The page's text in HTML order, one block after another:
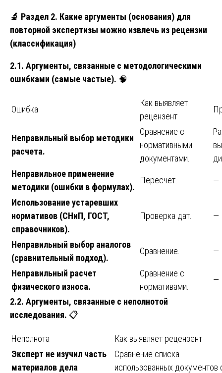
🔬 Раздел 2. Какие аргументы (основания) для
повторной экспертизы можно извлечь из рецензии
(классификация)
2.1. Аргументы, связанные с методологическими
ошибками (самые частые). 🧠
Ошибка
Как выявляет
рецензент
Неправильный выбор методики
расчета.
Сравнение с
нормативными
документами.
Неправильное применение
методики (ошибки в формулах).
Пересчет. —
Использование устаревших
нормативов (СНиП, ГОСТ,
справочников).
Проверка дат. —
Неправильный выбор аналогов
(сравнительный подход).
Сравнение. —
Неправильный расчет
физического износа.
Сравнение с
нормативами.
—
2.2. Аргументы, связанные с неполнотой
исследования. 📋
Неполнота
Как выявляет рецензент
Эксперт не изучил часть
материалов дела
Сравнение списка
использованных документов